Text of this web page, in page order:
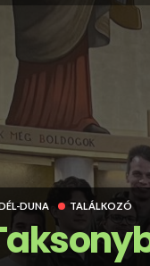
DUNA TALÁLKOZÓ